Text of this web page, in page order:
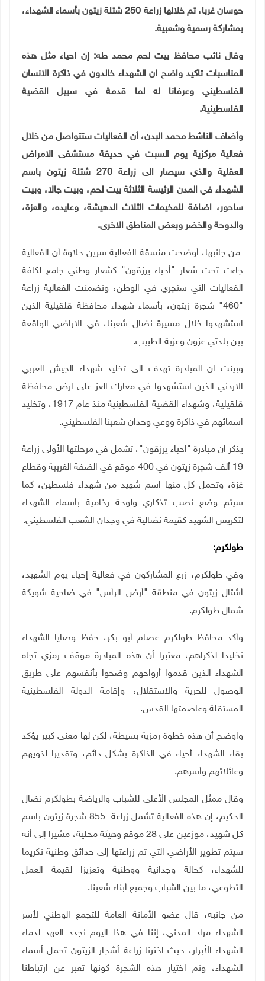
حوسان غربا، تم خلالها زراعة 250 شتلة زيتون بأسماء الشهداء،
بمشاركة رسمية وشعبية.
وقال نائب محافظ بيت لحم محمد طه: إن احياء مثل هذه
المناسبات تاكيد واضح ان الشهداء خالدون في ذاكرة الانسان
الفلسطيني وعرفانا له لما قدمة في سبيل القضية
الفلسطينية.
وأضاف الناشط محمد البدن، أن الفعاليات ستتواصل من خلال
فعالية مركزية يوم السبت في حديقة مستشفى الامراض
العقلية والذي سيصار الى زراعة 270 شتلة زيتون باسم
الشهداء في المدن الرئيسة الثلاثة بيت لحم، وبيت جالا، وبيت
ساحور، اضافة للمخيمات الثلاث الدهيشة، وعايده، والعزة،
والدوحة والخضر وبعض المناطق الاخرى.
من جانبها، أوضحت منسقة الفعالية سرين حلاوة أن الفعالية
جاءت تحت شعار "أحياء يرزقون" كشعار وطني جامع لكافة
الفعاليات التي ستجري في الوطن، وتضمنت الفعالية زراعة
"460" شجرة زيتون، بأسماء شهداء محافظة قلقيلية الذين
استشهدوا خلال مسيرة نضال شعبنا، في الاراضي الواقعة
بين بلدتي عزون وعزبة الطبيب.
وبينت ان المبادرة تهدف الى تخليد شهداء الجيش العربي
الاردني الذين استشهدوا في معارك العز على ارض محافظة
قلقيلية، وشهداء القضية الفلسطينية منذ عام 1917، وتخليد
اسمائهم في ذاكرة ووعي وحدان شعبنا الفلسطيني.
يذكر ان مبادرة "احياء يرزقون"، تشمل في مرحلتها الأولى زراعة
19 ألف شجرة زيتون في 400 موقع في الضفة الغربية وقطاع
غزة، وتحمل كل منها اسم شهيد من شهداء فلسطين، كما
سيتم وضع نصب تذكاري ولوحة رخامية بأسماء الشهداء
لتكريس الشهيد كقيمة نضالية في وجدان الشعب الفلسطيني.
طولكرم:
وفي طولكرم، زرع المشاركون في فعالية إحياء يوم الشهيد،
أشتال زيتون في منطقة "أرض الرأس" في ضاحية شويكة
شمال طولكرم.
وأكد محافظ طولكرم عصام أبو بكر، حفظ وصايا الشهداء
تخليدا لذكراهم، معتبرا أن هذه المبادرة موقف رمزي تجاه
الشهداء الذين قدموا أرواحهم وضحوا بأنفسهم على طريق
الوصول للحرية والاستقلال، وإقامة الدولة الفلسطينية
المستقلة وعاصمتها القدس.
واوضح أن هذه خطوة رمزية بسيطة، لكن لها معنى كبير يؤكد
بقاء الشهداء أحياء في الذاكرة بشكل دائم، وتقديرا لذويهم
وعائلاتهم وأسرهم.
وقال ممثل المجلس الأعلى للشباب والرياضة بطولكرم نضال
الحكيم، إن هذه الفعالية تشمل زراعة 855 شجرة زيتون باسم
كل شهيد، موزعين على 28 موقع وهيئة محلية، مشيرا إلى أنه
سيتم تطوير الأراضي التي تم زراعتها إلى حدائق وطنية تكريما
للشهداء، كحالة وجدانية ووطنية وتعزيزا لقيمة العمل
التطوعي، ما بين الشباب وجميع أبناء شعبنا.
من جانبه، قال عضو الأمانة العامة للتجمع الوطني لأسر
الشهداء مراد المدني، إننا في هذا اليوم نجدد العهد لدماء
الشهداء الأبرار، حيث اخترنا زراعة أشجار الزيتون تحمل أسماء
الشهداء، وتم اختيار هذه الشجرة كونها تعبر عن ارتباطنا